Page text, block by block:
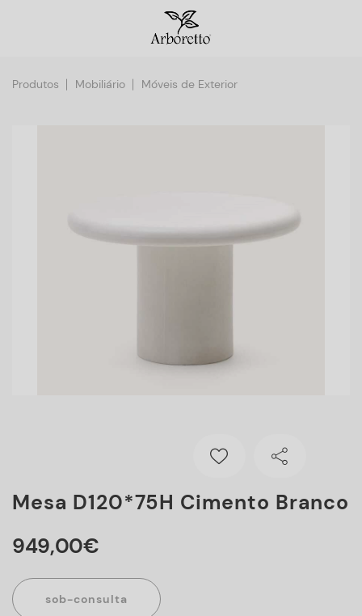
Produtos Mobiliário Móveis de Exterior
Mesa D120*75H Cimento Branco
949,00€
sob-consulta